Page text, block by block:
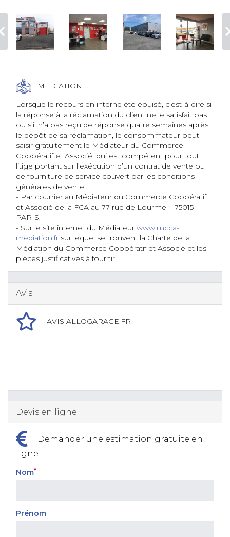
MEDIATION
Lorsque le recours en interne été épuisé, c’est-à-dire si
la réponse à la réclamation du client ne le satisfait pas
ou s’il n’a pas reçu de réponse quatre semaines après
le dépôt de sa réclamation, le consommateur peut
saisir gratuitement le Médiateur du Commerce
Coopératif et Associé, qui est compétent pour tout
litige portant sur l’exécution d’un contrat de vente ou
de fourniture de service couvert par les conditions
générales de vente :
- Par courrier au Médiateur du Commerce Coopératif
et Associé de la FCA au 77 rue de Lourmel - 75015
PARIS,
- Sur le site internet du Médiateur www.mcca-
mediation.fr sur lequel se trouvent la Charte de la
Médiation du Commerce Coopératif et Associé et les
pièces justificatives à fournir.
Avis
AVIS ALLOGARAGE.FR
Devis en ligne
Demander une estimation gratuite en
ligne
Nom
Prénom